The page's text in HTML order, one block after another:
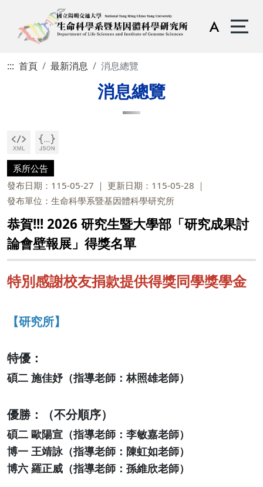
::: 首頁 最新消息 消息總覽
消息總覽
系所公告
發布日期：115-05-27
更新日期：115-05-28
發布單位：生命科學系暨基因體科學研究所
恭賀!!! 2026 研究生​暨大學部​​「研究成果討
論會​壁報展」得獎名單
特別感謝校友捐款提供得獎同學獎學金
【研究所】
特優：
碩二 ​施佳妤（指導老師：​林照雄老師）
優勝：（不分順序）
碩二 ​歐陽宣（指導老師：​​李敏嘉老師）
​博一 ​王靖詠（指導老師：​陳虹如老師）
​博六 ​羅正威（指導老師：​孫維欣老師）